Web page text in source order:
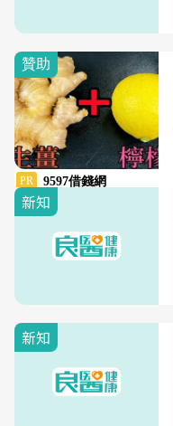
新知
新知